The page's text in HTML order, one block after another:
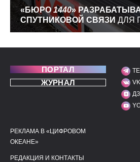
«БЮРО1440»
СПУТНИКОВОЙ СВЯЗИ ДЛЯ
ПОРТАЛ
ЖУРНАЛ
МЫ
VK
ПОЛЕЗНЫЕ ССЫЛКИ
РЕКЛАМА В «ЦИФРОВОМ
ОКЕАНЕ»
РЕДАКЦИЯ И КОНТАКТЫ